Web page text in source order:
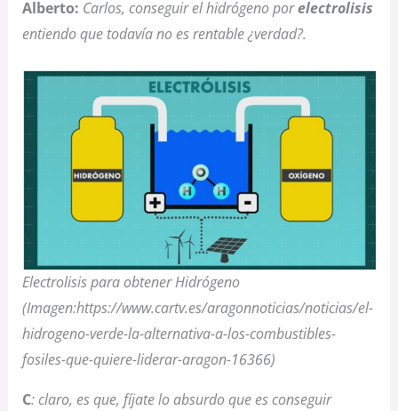
Alberto: Carlos, conseguir el hidrógeno porelectrolisis
entiendo que todavía no es rentable ¿verdad?.
Electrolisis para obtener Hidrógeno
(Imagen:https://www.cartv.es/aragonnoticias/noticias/el-
hidrogeno-verde-la-alternativa-a-los-combustibles-
fosiles-que-quiere-liderar-aragon-16366)
C: claro, es que, fíjate lo absurdo que es conseguir